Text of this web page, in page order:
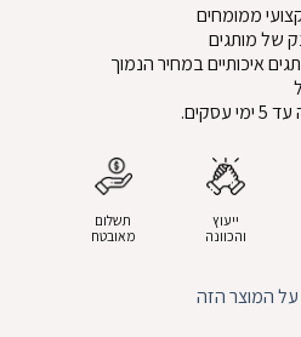
ממומחים
של מותגים
איכותיים במחיר הנמוך
עסקים.
ייעוץ
והכוונה
תשלום
מאובטח
על המוצר הזה